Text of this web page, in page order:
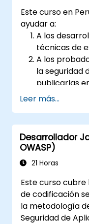
Este curso en
ayudar a:
A los
técnicas de
A los
la seguridad
publicarlas
A los
A los líderes
bases de
Los
servidores
incorrectas
Leer más...
Desarrollador
OWASP)
21 Horas
Este curso
de codificación
la metodología
Seguridad de